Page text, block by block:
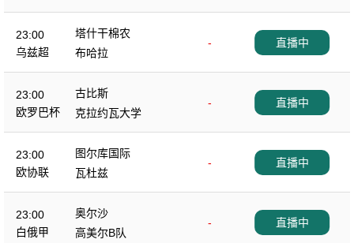
23:00
乌兹超
塔什干棉农
-
布哈拉
直播中
23:00
欧罗巴杯
古比斯
-
克拉约瓦大学
直播中
23:00
欧协联
图尔库国际
-
瓦杜兹
直播中
23:00
白俄甲
奥尔沙
-
高美尔B队
直播中